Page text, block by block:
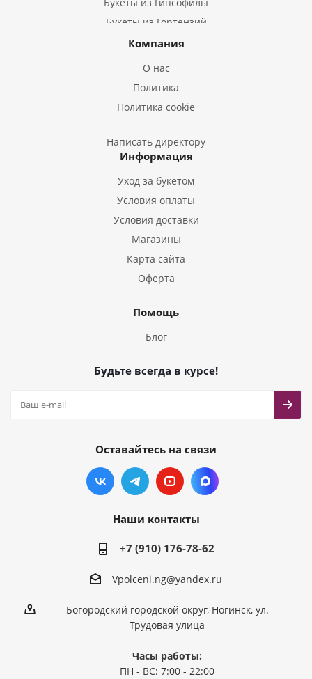
Букеты из Гортензий
Букеты из Ирисов
Букеты из Эустом
Букеты из Гладиолусов
Букеты из Тюльпанов
Компания
О нас
Политика
Политика cookie
Написать директору
Информация
Уход за букетом
Условия оплаты
Условия доставки
Магазины
Карта сайта
Оферта
Помощь
Блог
Будьте всегда в курсе!
Оставайтесь на связи
Наши контакты
+7 (910) 176-78-62
Vpolceni.ng@yandex.ru
Богородский городской округ, Ногинск, ул.
Трудовая улица
Часы работы:
ПН - ВС: 7:00 - 22:00